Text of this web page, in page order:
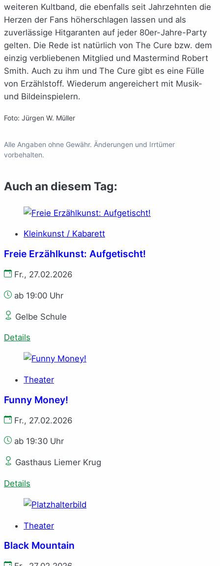
weiteren Kultband, die ebenfalls seit Jahrzehnten die
Herzen der Fans höherschlagen lassen und als
zuverlässige Hitgaranten auf jeder 80er-Jahre-Party
gelten. Die Rede ist natürlich von The Cure bzw. dem
einzig verbliebenen Mitglied und Mastermind Robert
Smith. Auch zu ihm und The Cure gibt es eine Fülle
von Erzählstoff. Wiederum angereichert mit Musik-
und Bildeinspielern.
Foto: Jürgen W. Müller
Alle Angaben ohne Gewähr. Änderungen und Irrtümer
vorbehalten.
Auch an diesem Tag:
Kleinkunst / Kabarett
Freie Erzählkunst: Aufgetischt!
Fr., 27.02.2026
ab 19:00 Uhr
Gelbe Schule
Details
Theater
Funny Money!
Fr., 27.02.2026
ab 19:30 Uhr
Gasthaus Liemer Krug
Details
Theater
Black Mountain